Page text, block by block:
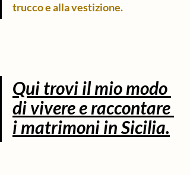
trucco e alla vestizione.
Qui trovi il mio modo
di vivere e raccontare
i matrimoni in Sicilia.